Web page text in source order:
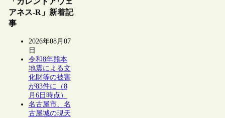
アネス-R」新着記
事
2026年08月07
日
令和8年熊本
地震による文
化財等の被害
が83件に（8
月6日時点）
名古屋市、名
古屋城の現天